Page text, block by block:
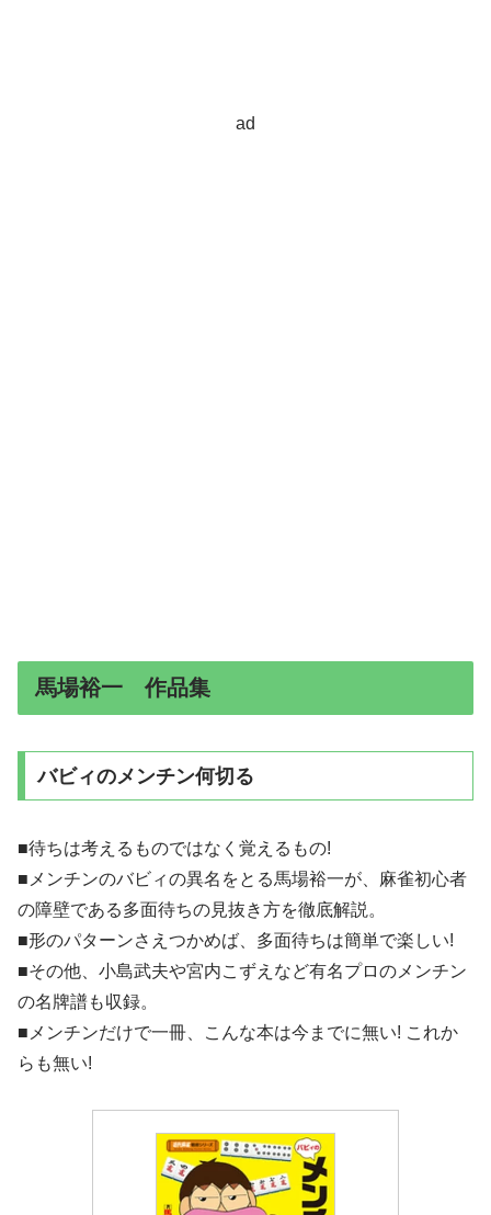
ad
馬場裕一 作品集
バビィのメンチン何切る
■待ちは考えるものではなく覚えるもの!
■メンチンのバビィの異名をとる馬場裕一が、麻雀初心者
の障壁である多面待ちの見抜き方を徹底解説。
■形のパターンさえつかめば、多面待ちは簡単で楽しい!
■その他、小島武夫や宮内こずえなど有名プロのメンチン
の名牌譜も収録。
■メンチンだけで一冊、こんな本は今までに無い! これか
らも無い!